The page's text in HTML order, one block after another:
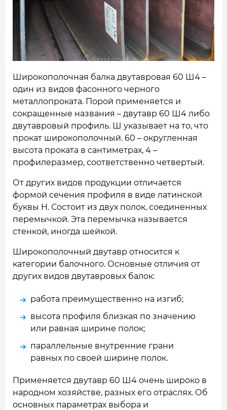
ОТЗЫВЫ
О НАС
БЛОГ
КОНТАКТЫ
Широкополочная балка двутавровая 60 Ш4 –
один из видов фасонного черного
металлопроката. Порой применяется и
сокращенные названия – двутавр 60 Ш4 либо
двутавровый профиль. Ш указывает на то, что
прокат широкополочный. 60 – округленная
высота проката в сантиметрах, 4 –
профилеразмер, соответственно четвертый.
От других видов продукции отличается
формой сечения профиля в виде латинской
буквы H. Состоит из двух полок, соединенных
перемычкой. Эта перемычка называется
стенкой, иногда шейкой.
Широкополочный двутавр относится к
категории балочного. Основные отличия от
других видов двутавровых балок:
работа преимущественно на изгиб;
высота профиля близкая по значению
или равная ширине полок;
параллельные внутренние грани
равных по своей ширине полок.
Применяется двутавр 60 Ш4 очень широко в
народном хозяйстве, разных его отраслях. Об
основных параметрах выбора и